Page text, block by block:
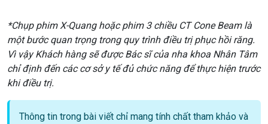
*Chụp phim X-Quang hoặc phim 3 chiều CT Cone Beam là
một bước quan trọng trong quy trình điều trị phục hồi răng.
Vì vậy Khách hàng sẽ được Bác sĩ của nha khoa Nhân Tâm
chỉ định đến các cơ sở y tế đủ chức năng để thực hiện trước
khi điều trị.
Thông tin trong bài viết chỉ mang tính chất tham khảo và